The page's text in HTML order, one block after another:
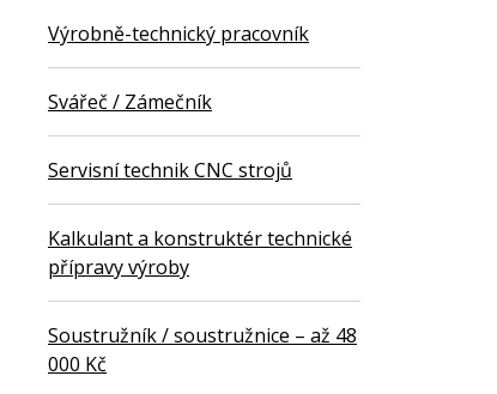
Výrobně-technický pracovník
Svářeč / Zámečník
Servisní technik CNC strojů
Kalkulant a konstruktér technické
přípravy výroby
Soustružník / soustružnice – až 48
000 Kč